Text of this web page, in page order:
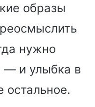
образы
нужно
— и улыбка в
остальное.